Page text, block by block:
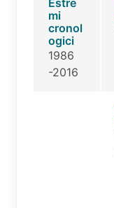
mi
cronol
ogici
1986
-2016